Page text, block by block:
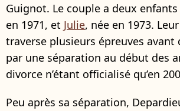
Guignot. Le couple a deux enfants
en 1971, et Julie, née en 1973.
traverse plusieurs épreuves avant
par une séparation au début des
divorce n’étant officialisé qu’en
Peu après sa séparation,